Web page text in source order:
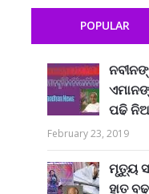
POPULAR
ପଢି
February 23, 2019
ମୃତ୍ୟୁ
ହାତ